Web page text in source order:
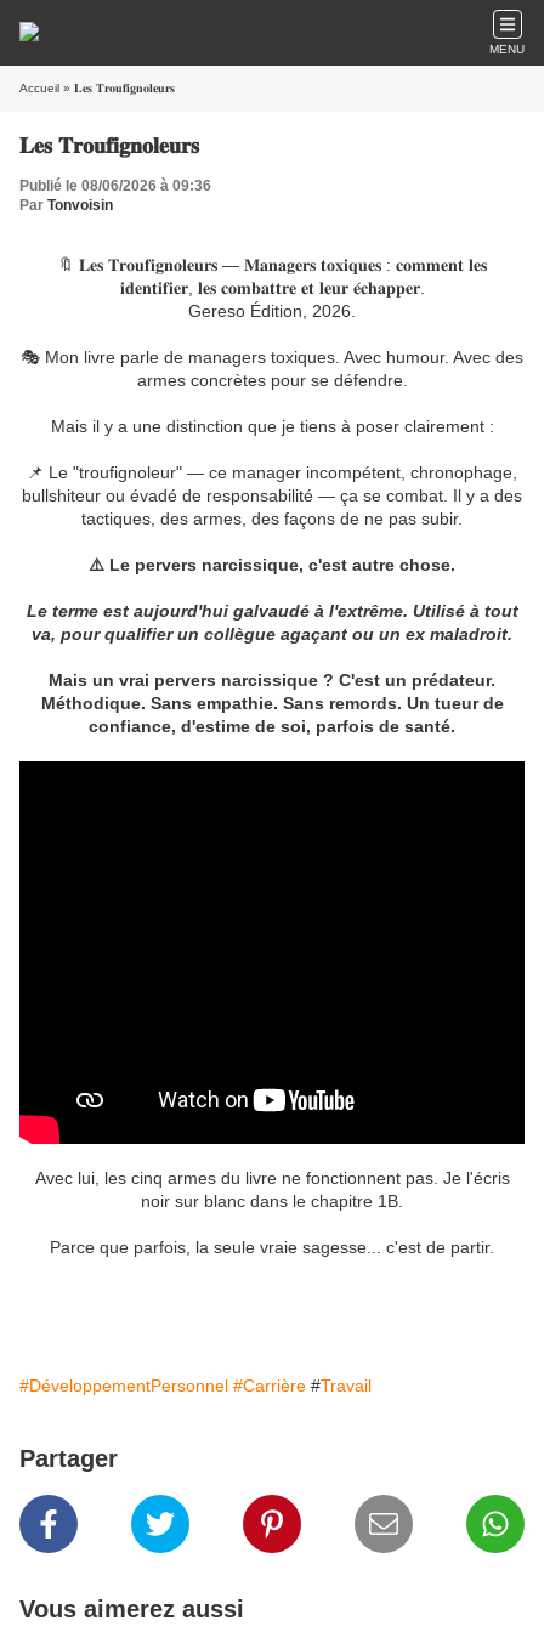
MENU
Accueil » 𝐋𝐞𝐬 𝐓𝐫𝐨𝐮𝐟𝐢𝐠𝐧𝐨𝐥𝐞𝐮𝐫𝐬
𝐋𝐞𝐬 𝐓𝐫𝐨𝐮𝐟𝐢𝐠𝐧𝐨𝐥𝐞𝐮𝐫𝐬
Publié le 08/06/2026 à 09:36
Par Tonvoisin
🔖 𝐋𝐞𝐬 𝐓𝐫𝐨𝐮𝐟𝐢𝐠𝐧𝐨𝐥𝐞𝐮𝐫𝐬 — 𝐌𝐚𝐧𝐚𝐠𝐞𝐫𝐬 𝐭𝐨𝐱𝐢𝐪𝐮𝐞𝐬 : 𝐜𝐨𝐦𝐦𝐞𝐧𝐭 𝐥𝐞𝐬
𝐢𝐝𝐞𝐧𝐭𝐢𝐟𝐢𝐞𝐫, 𝐥𝐞𝐬 𝐜𝐨𝐦𝐛𝐚𝐭𝐭𝐫𝐞 𝐞𝐭 𝐥𝐞𝐮𝐫 𝐞́𝐜𝐡𝐚𝐩𝐩𝐞𝐫.
Gereso Édition, 2026.
🎭 Mon livre parle de managers toxiques. Avec humour. Avec des
armes concrètes pour se défendre.
Mais il y a une distinction que je tiens à poser clairement :
📌 Le "troufignoleur" — ce manager incompétent, chronophage,
bullshiteur ou évadé de responsabilité — ça se combat. Il y a des
tactiques, des armes, des façons de ne pas subir.
⚠️ Le pervers narcissique, c'est autre chose.
Le terme est aujourd'hui galvaudé à l'extrême. Utilisé à tout
va, pour qualifier un collègue agaçant ou un ex maladroit.
Mais un vrai pervers narcissique ? C'est un prédateur.
Méthodique. Sans empathie. Sans remords. Un tueur de
confiance, d'estime de soi, parfois de santé.
Avec lui, les cinq armes du livre ne fonctionnent pas. Je l'écris
noir sur blanc dans le chapitre 1B.
Parce que parfois, la seule vraie sagesse... c'est de partir.
#DéveloppementPersonnel #Carrière #Travail
Partager
Vous aimerez aussi